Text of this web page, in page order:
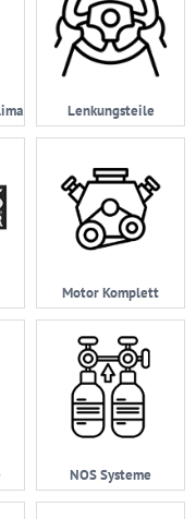
Lenkungsteile
Motor Komplett
NOS Systeme